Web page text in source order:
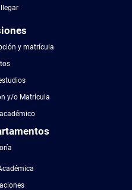
y matrícula
y/o Matrícula